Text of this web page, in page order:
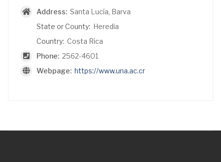
Address: Santa Lucía, Barva
State or County: Heredia
Country: Costa Rica
Phone: 2562-4601
Webpage: https://www.una.ac.cr